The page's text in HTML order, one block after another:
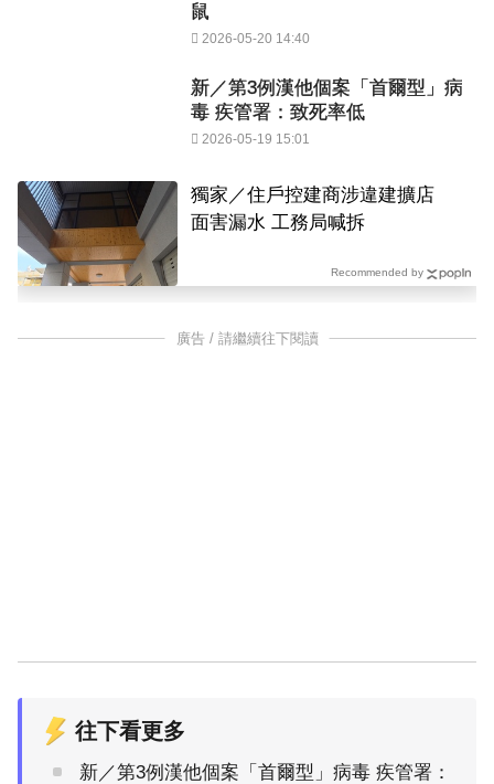
鼠
2026-05-20 14:40
新／第3例漢他個案「首爾型」病
毒 疾管署：致死率低
2026-05-19 15:01
獨家／住戶控建商涉違建擴店
面害漏水 工務局喊拆
Recommended by
廣告 / 請繼續往下閱讀
往下看更多
新／第3例漢他個案「首爾型」病毒 疾管署：